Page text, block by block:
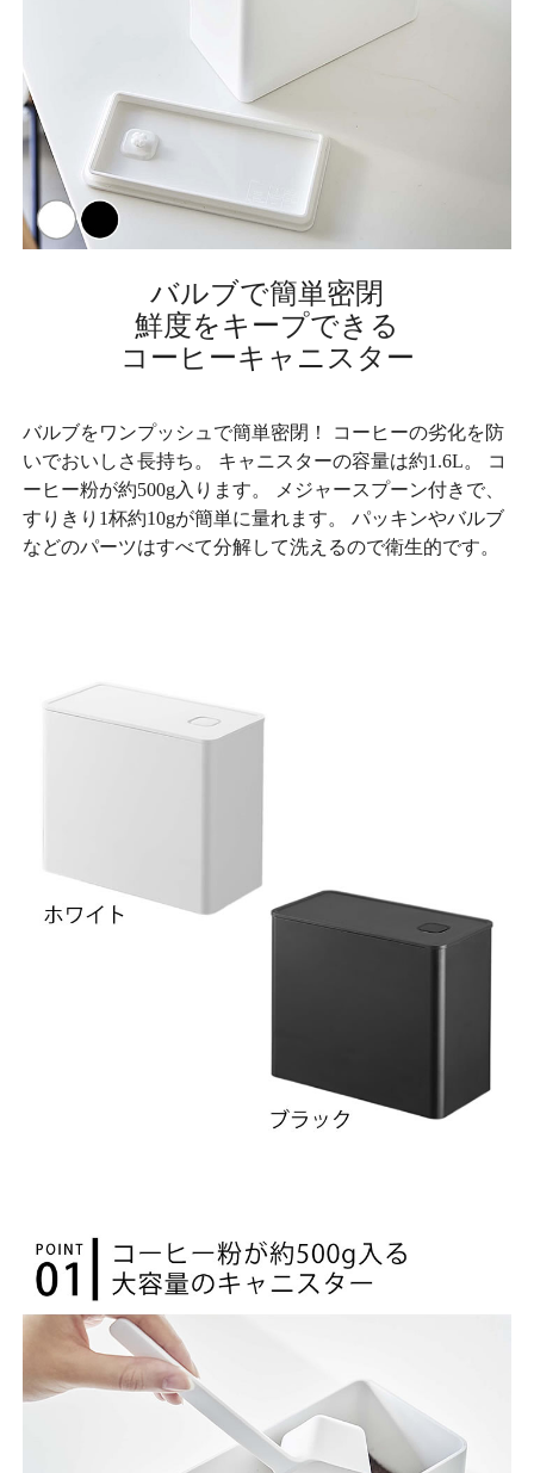
バルブで簡単密閉
鮮度をキープできる
コーヒーキャニスター
バルブをワンプッシュで簡単密閉！ コーヒーの劣化を防
いでおいしさ長持ち。 キャニスターの容量は約1.6L。 コ
ーヒー粉が約500g入ります。 メジャースプーン付きで、
すりきり1杯約10gが簡単に量れます。 パッキンやバルブ
などのパーツはすべて分解して洗えるので衛生的です。